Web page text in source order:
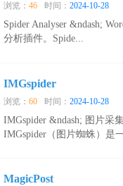
浏览：46 时间：2024-10-28
Spider Analyser &ndash;
分析插件。Spide...
IMGspider
浏览：60 时间：2024-10-28
IMGspider &ndash; 图片采
IMGspider（图片蜘蛛）是
MagicPost